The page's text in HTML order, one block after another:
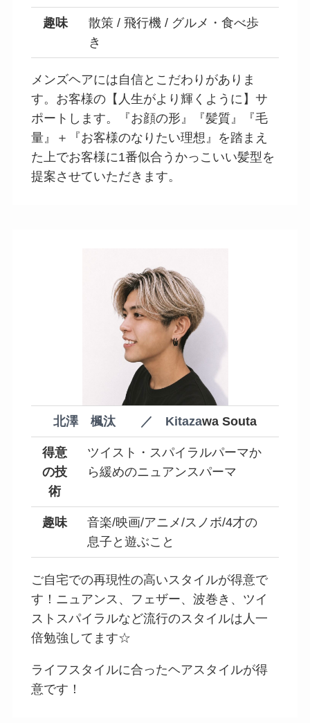
趣味
散策 / 飛行機 / グルメ・食べ歩
き
メンズヘアには自信とこだわりがありま
す。お客様の【人生がより輝くように】サ
ポートします。『お顔の形』『髪質』『毛
量』＋『お客様のなりたい理想』を踏まえ
た上でお客様に1番似合うかっこいい髪型を
提案させていただきます。
北澤 楓汰 ／ Kitazawa Souta
得意
の技
術
ツイスト・スパイラルパーマか
ら緩めのニュアンスパーマ
趣味
音楽/映画/アニメ/スノボ/4才の
息子と遊ぶこと
ご自宅での再現性の高いスタイルが得意で
す！ニュアンス、フェザー、波巻き、ツイ
ストスパイラルなど流行のスタイルは人一
倍勉強してます☆
ライフスタイルに合ったヘアスタイルが得
意です！